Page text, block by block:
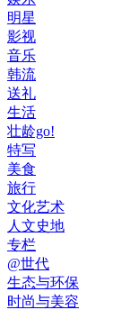
明星
影视
音乐
韩流
送礼
生活
壮龄go!
特写
美食
旅行
文化艺术
人文史地
专栏
@世代
生态与环保
时尚与美容